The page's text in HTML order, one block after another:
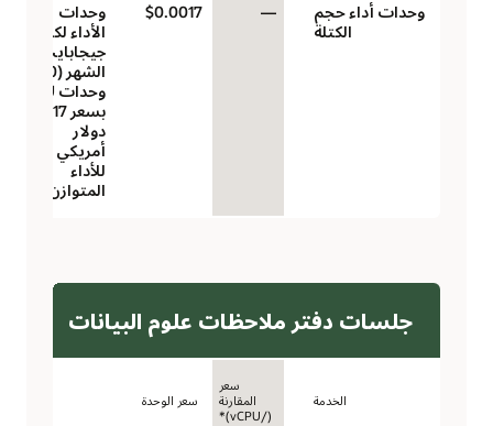
وحدات أداء حجم
الكتلة
—
$0.0017
وحدات
الأداء لكل
جيجابايت/
الشهر (10
وحدات VPU
بسعر 0.017
دولار
أمريكي
للأداء
المتوازن)
جلسات دفتر ملاحظات علوم البيانات
الخدمة
سعر
المقارنة
(/vCPU)*
سعر الوحدة